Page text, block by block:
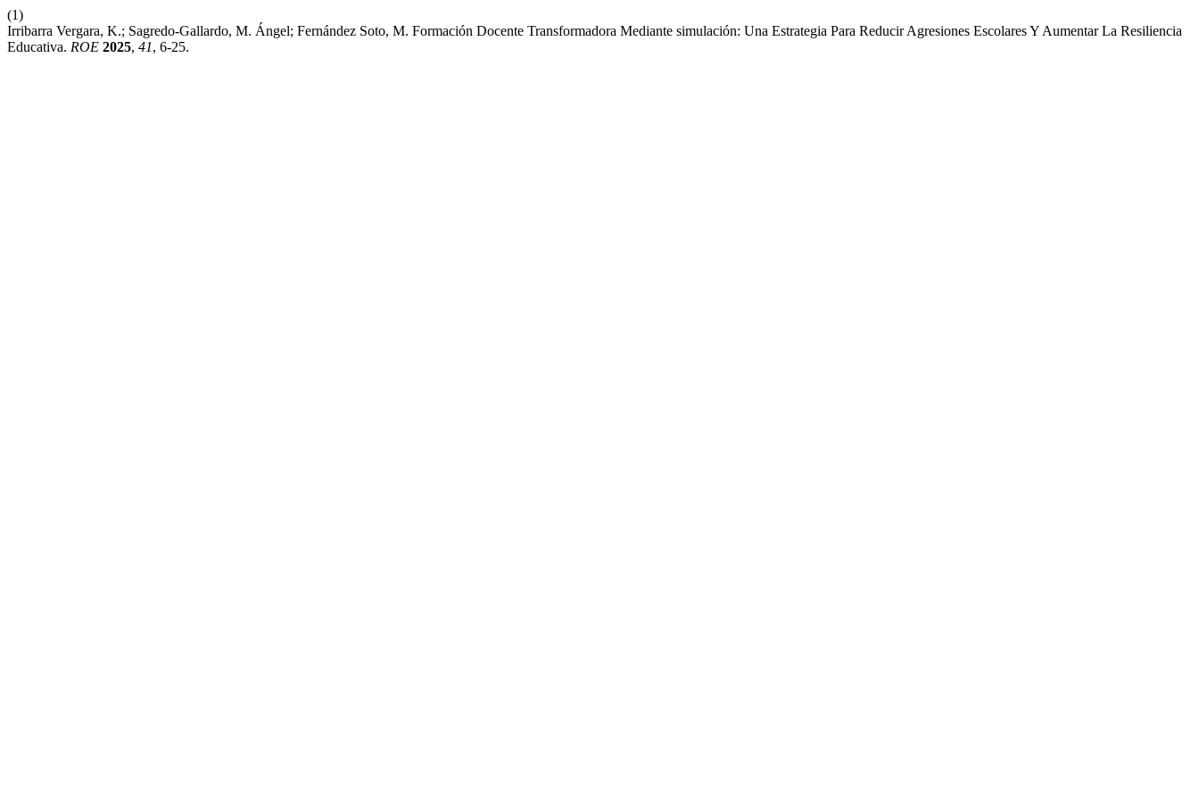
(1)
Irribarra Vergara, K.; Sagredo-Gallardo, M. Ángel; Fernández Soto, M. Formación Docente Transformadora Mediante simulación: Una Estrategia Para Reducir Agresiones Escolares Y Aumentar La Resiliencia
Educativa. ROE 2025, 41, 6-25.